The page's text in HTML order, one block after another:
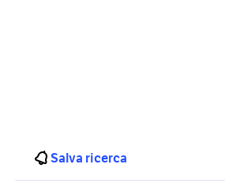
Salva ricerca